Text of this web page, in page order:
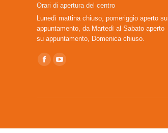
Orari di apertura del centro
Lunedì mattina chiuso, pomeriggio aperto su
appuntamento, da Martedì al Sabato aperto
su appuntamento, Domenica chiuso.
Ci puoi trovare su:
FacebookYouTube